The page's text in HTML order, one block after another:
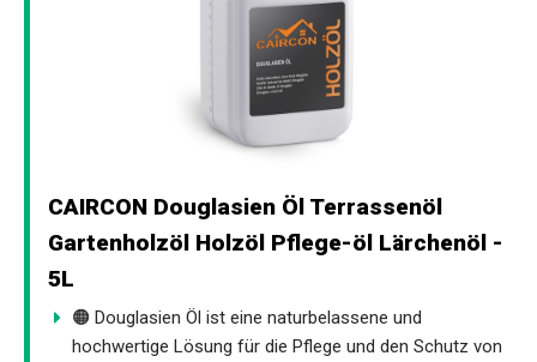
CAIRCON Douglasien Öl Terrassenöl
Gartenholzöl Holzöl Pflege-öl Lärchenöl -
5L
🟠 Douglasien Öl ist eine naturbelassene und
hochwertige Lösung für die Pflege und den Schutz von